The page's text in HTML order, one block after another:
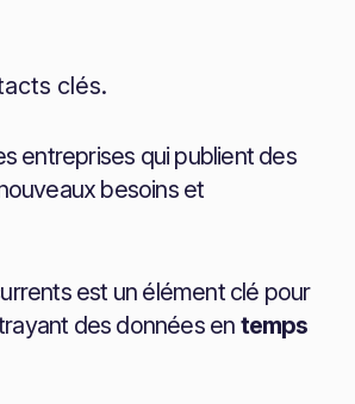
clés.
entreprises qui publient des
besoins et
est un élément clé pour
des données en temps